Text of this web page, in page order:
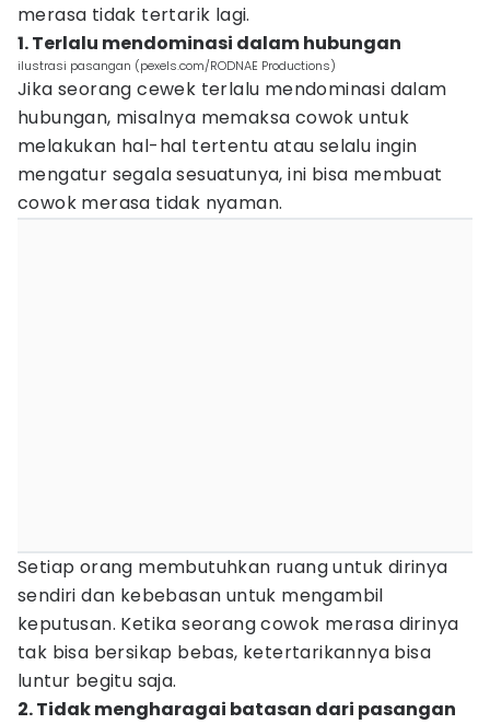
merasa tidak tertarik lagi.
1. Terlalu mendominasi dalam hubungan
ilustrasi pasangan (pexels.com/RODNAE Productions)
Jika seorang cewek terlalu mendominasi dalam
hubungan, misalnya memaksa cowok untuk
melakukan hal-hal tertentu atau selalu ingin
mengatur segala sesuatunya, ini bisa membuat
cowok merasa tidak nyaman.
Setiap orang membutuhkan ruang untuk dirinya
sendiri dan kebebasan untuk mengambil
keputusan. Ketika seorang cowok merasa dirinya
tak bisa bersikap bebas, ketertarikannya bisa
luntur begitu saja.
2. Tidak mengharagai batasan dari pasangan